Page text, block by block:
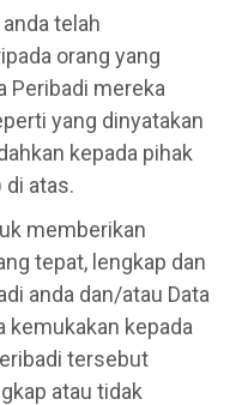
telah
orang yang
Peribadi mereka
yang dinyatakan
kepada pihak
di atas.
memberikan
tepat, lengkap dan
anda dan/atau Data
kemukakan kepada
tersebut
atau tidak